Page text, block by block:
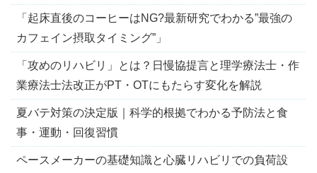
「起床直後のコーヒーはNG?最新研究でわかる”最強の
カフェイン摂取タイミング”」
「攻めのリハビリ」とは？日慢協提言と理学療法士・作
業療法士法改正がPT・OTにもたらす変化を解説
夏バテ対策の決定版｜科学的根拠でわかる予防法と食
事・運動・回復習慣
ペースメーカーの基礎知識と心臓リハビリでの負荷設